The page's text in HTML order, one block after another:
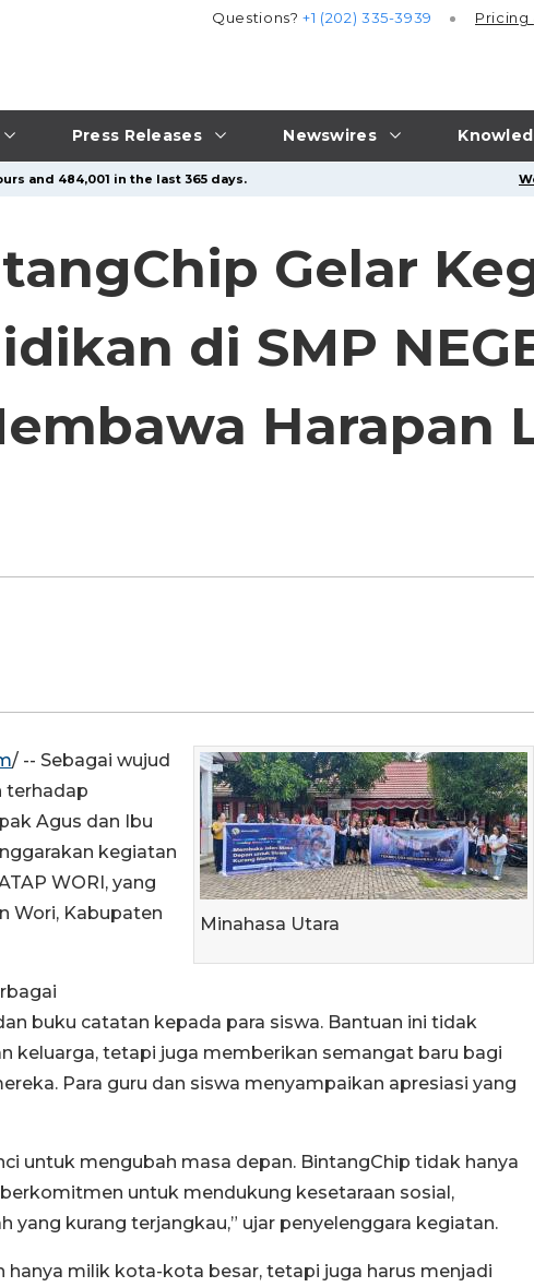
Press Releases Newswires
Questions?+1 (202) 335-3939 Pricing
and 484,001 in the last 365 days.
Gelar
di SMP
Harapan
Minahasa Utara
/ -- Sebagai wujud
terhadap
Agus dan Ibu
kegiatan
WORI, yang
Wori, Kabupaten
buku catatan kepada para siswa. Bantuan ini tidak
keluarga, tetapi juga memberikan semangat baru bagi
Para guru dan siswa menyampaikan apresiasi yang
untuk mengubah masa depan. BintangChip tidak hanya
untuk mendukung kesetaraan sosial,
kurang terjangkau,” ujar penyelenggara kegiatan.
milik kota-kota besar, tetapi juga harus menjadi